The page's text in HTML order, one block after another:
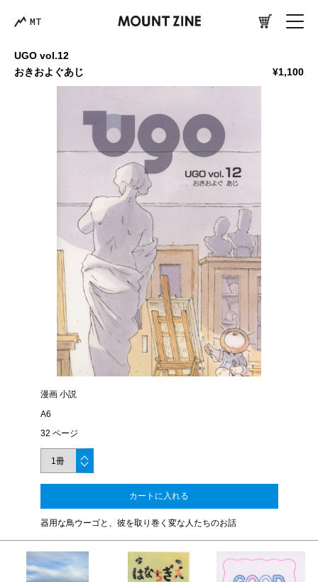
MT
UGO vol.12
おきおよぐあじ
¥1,100
漫画 小説
A6
32 ページ
カートに入れる
器用な鳥ウーゴと、彼を取り巻く変な人たちのお話